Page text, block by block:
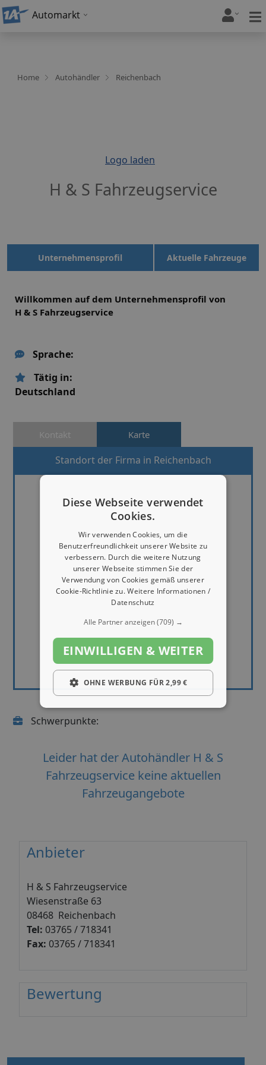
Automarkt
Home Autohändler Reichenbach
Logo laden
H & S Fahrzeugservice
Unternehmensprofil Aktuelle Fahrzeuge
Willkommen auf dem Unternehmensprofil von
H & S Fahrzeugservice
Sprache:
Tätig in:
Deutschland
Kontakt Karte
Standort der Firma in Reichenbach
Schwerpunkte:
Leider hat der Autohändler H & S
Fahrzeugservice keine aktuellen
Fahrzeugangebote
Anbieter
H & S Fahrzeugservice
Wiesenstraße 63
08468 Reichenbach
Tel: 03765 / 718341
Fax: 03765 / 718341
Bewertung
Diese Webseite verwendet
Cookies.
Wir verwenden Cookies, um die
Benutzerfreundlichkeit unserer Website zu
verbessern. Durch die weitere Nutzung
unserer Webseite stimmen Sie der
Verwendung von Cookies gemäß unserer
Cookie-Richtlinie zu.Weitere Informationen /
Datenschutz
Alle Partner anzeigen(709) →
EINWILLIGEN & WEITER
OHNE WERBUNG FÜR 2,99 €